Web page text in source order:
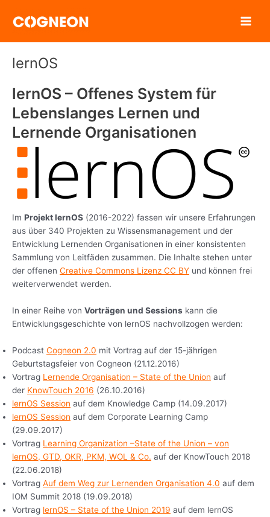
Inhalt
lernOS
lernOS – Offenes System für
Lebenslanges Lernen und
Lernende Organisationen
Im Projekt lernOS (2016-2022) fassen wir unsere Erfahrungen
aus über 340 Projekten zu Wissensmanagement und der
Entwicklung Lernenden Organisationen in einer konsistenten
Sammlung von Leitfäden zusammen. Die Inhalte stehen unter
der offenen Creative Commons Lizenz CC BY und können frei
weiterverwendet werden.
In einer Reihe von Vorträgen und Sessions kann die
Entwicklungsgeschichte von lernOS nachvollzogen werden:
Podcast Cogneon 2.0 mit Vortrag auf der 15-jährigen
Geburtstagsfeier von Cogneon (21.12.2016)
Vortrag Lernende Organisation – State of the Union auf
der KnowTouch 2016 (26.10.2016)
lernOS Session auf dem Knowledge Camp (14.09.2017)
lernOS Session auf dem Corporate Learning Camp
(29.09.2017)
Vortrag Learning Organization –State of the Union – von
lernOS, GTD, OKR, PKM, WOL & Co. auf der KnowTouch 2018
(22.06.2018)
Vortrag Auf dem Weg zur Lernenden Organisation 4.0 auf dem
IOM Summit 2018 (19.09.2018)
Vortrag lernOS – State of the Union 2019 auf dem lernOS